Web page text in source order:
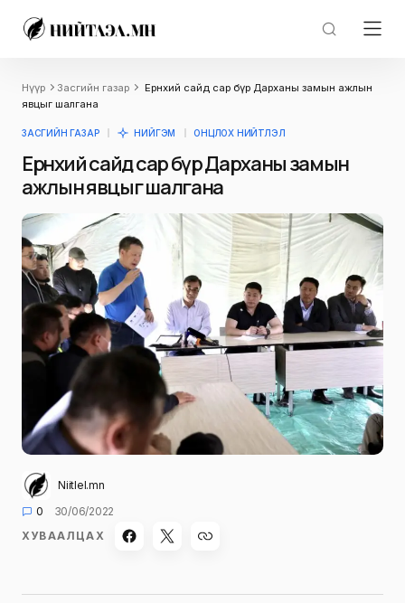
Нүүр Засгийн газар
Ерөнхий сайд сар бүр Дарханы замын ажлын
явцыг шалгана
ЗАСГИЙН ГАЗАР НИЙГЭМ ОНЦЛОХ НИЙТЛЭЛ
Ерөнхий сайд сар бүр Дарханы замын
ажлын явцыг шалгана
Niitlel.mn
0
30/06/2022
ХУВААЛЦАХ